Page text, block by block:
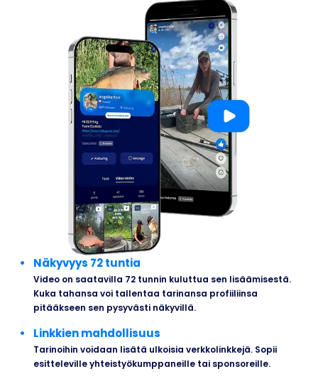
Näkyvyys 72 tuntia
Video on saatavilla 72 tunnin kuluttua sen lisäämisestä.
Kuka tahansa voi tallentaa tarinansa profiiliinsa
pitääkseen sen pysyvästi näkyvillä.
Linkkien mahdollisuus
Tarinoihin voidaan lisätä ulkoisia verkkolinkkejä. Sopii
esitteleville yhteistyökumppaneille tai sponsoreille.